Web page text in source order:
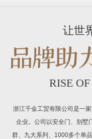
让世
RISE
浙江千金工贸有限公司是一
企业。公司以安全门、别墅
群、九大系列、1000多个单